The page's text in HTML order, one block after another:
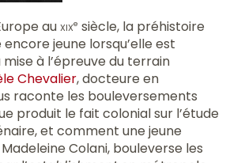
auxixe siècle, la préhistoire
jeune lorsqu’elle est
à l’épreuve du terrain
Chevalier, docteure en
raconte les bouleversements
produit le fait colonial sur l’étude
et comment une jeune
Colani, bouleverse les